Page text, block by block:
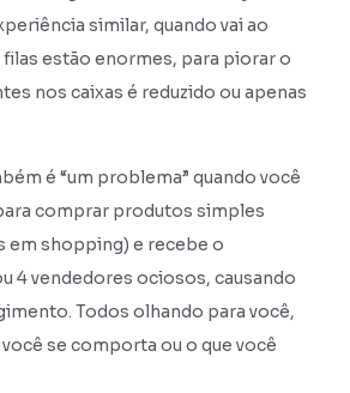
similar, quando vai ao
estão enormes, para piorar o
nos caixas é reduzido ou apenas
é “um problema” quando você
comprar produtos simples
em shopping) e recebe o
4 vendedores ociosos, causando
Todos olhando para você,
se comporta ou o que você